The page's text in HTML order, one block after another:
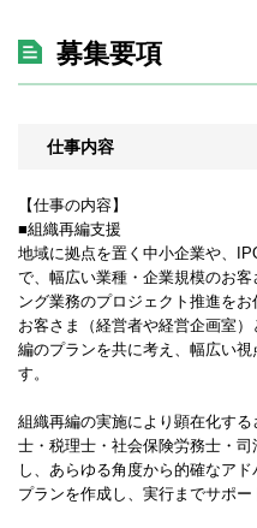
募集要項
仕事内容
【仕事の内容】
■組織再編支援
地域に拠点を置く中小企業や、
で、幅広い業種・企業規模のお
ング業務のプロジェクト推進をお
お客さま（経営者や経営企画室
編のプランを共に考え、幅広い視
す。
組織再編の実施により顕在化す
士・税理士・社会保険労務士・
し、あらゆる角度から的確なア
プランを作成し、実行までサポー